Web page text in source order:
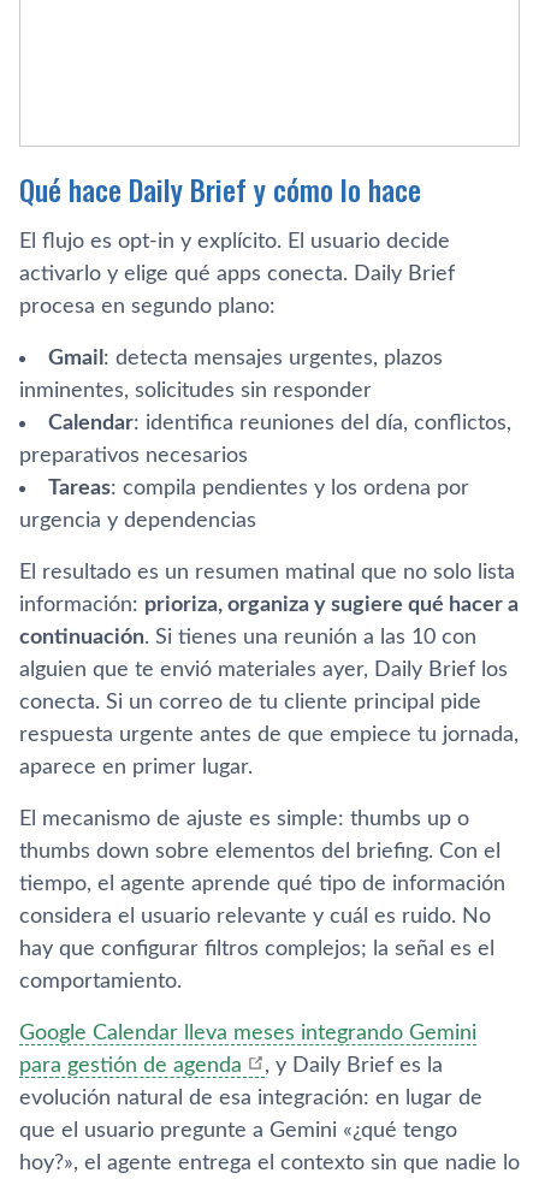
Qué hace Daily Brief y cómo lo hace
El flujo es opt-in y explícito. El usuario decide
activarlo y elige qué apps conecta. Daily Brief
procesa en segundo plano:
Gmail : detecta mensajes urgentes, plazos
inminentes, solicitudes sin responder
Calendar: identifica reuniones del día, conflictos,
preparativos necesarios
Tareas: compila pendientes y los ordena por
urgencia y dependencias
El resultado es un resumen matinal que no solo lista
información: prioriza, organiza y sugiere qué hacer a
continuación. Si tienes una reunión a las 10 con
alguien que te envió materiales ayer, Daily Brief los
conecta. Si un correo de tu cliente principal pide
respuesta urgente antes de que empiece tu jornada,
aparece en primer lugar.
El mecanismo de ajuste es simple: thumbs up o
thumbs down sobre elementos del briefing. Con el
tiempo, el agente aprende qué tipo de información
considera el usuario relevante y cuál es ruido. No
hay que configurar filtros complejos; la señal es el
comportamiento.
Google Calendar lleva meses integrando Gemini
para gestión de agenda
, y Daily Brief es la
evolución natural de esa integración: en lugar de
que el usuario pregunte a Gemini «¿qué tengo
hoy?», el agente entrega el contexto sin que nadie lo